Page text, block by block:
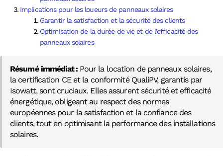
Implications pour les loueurs de panneaux solaires
Garantir la satisfaction et la sécurité des clients
Optimisation de la durée de vie et de l’efficacité des
panneaux solaires
Résumé immédiat : Pour la location de panneaux solaires,
la certification CE et la conformité QualiPV, garantis par
Isowatt, sont cruciaux. Elles assurent sécurité et efficacité
énergétique, obligeant au respect des normes
européennes pour la satisfaction et la confiance des
clients, tout en optimisant la performance des installations
solaires.